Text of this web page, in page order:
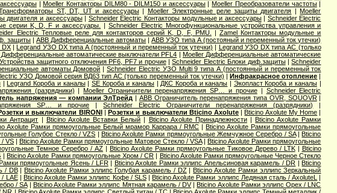
|Moeller Контакторы DILM80 - DILM150 и аксессуары|Moeller Преобразователи частоты|
ST, DT, UT и аксессуары| Moeller Электронные реле защиты двигателя |Moeller
двигателя и аксессуары| Schneider Electric Контакторы модульные и аксессуары| Schneider Electric
серии K, D, F и аксессуары. | Schneider Electric Многофункциональные устройства управления и
Electric Тепловые реле для контакторов серий K, D, F, PMU. |Zamel Контакторы модульные и
защиты |ABB Дифференциальные автоматы |ABB УЗО типа А (постояный и переменный ток утечки)
DX |Legrand УЗО DX типа А (постоянный и переменный ток утечки) | Legrand УЗО DX типа АС (только
Дифференциальные автоматические выключатели PFL4 | Moeller Дифференциальные автоматические
защитного отключения PF6, PF7 и прочие|Schneider Electric Блоки диф.защиты|Schneider
автоматы Домовой |Schneider Electric УЗО Multi 9 типа А (постоянный и переменный ток
УЗО Домовой серия ВД63 тип АС (только переменный ток утечки) |Инфракрасное отопление |
|Legrand Короба и каналы| SE Короба и каналы| ДКС Короба и каналы | Экопласт Короба и каналы|
(разрядники) |Moeller Ограничители перенапряжения SP… и прочие| Schneider Electric
напряжения — компании ЭлТрейд | ABB Ограничитель перенапряжения типа OVR, SOUOVR|
SP… и прочие |Schneider Electric Ограничители перенапряжения (разрядники)
|
и выключатели BIRONI|Розетки и выключатели Bticino Axolute|Bticino Axolute My Home |
Антрацит | Bticino Axolute Вставки Белый | Bticino Axolute Принадлежности|Bticino Axolute Рамки
Axolute Рамки прямоугольные Белый мрамор Каррара / RMC |Bticino Axolute Рамки прямоугольные
Голубое Стекло / VZS | Bticino Axolute Рамки прямоугольные Жемчужное Серебро / SA|Bticino
/ VS|Bticino Axolute Рамки прямоугольные Матовое Стекло / VSA|Bticino Axolute Рамки прямоугольные
Темное Серебро / AZ| Bticino Axolute Рамки прямоугольные Тиковое Дерево / LTK| Bticino
|Bticino Axolute Рамки прямоугольные Хром / CR | Bticino Axolute Рамки прямоугольные Черное Стекло
прямоугольные Ясень / LFR| Bticino Axolute Рамки эллипс Апельсиновая карамель / DR |Bticino
/ DB|Bticino Axolute Рамки эллипс Голубая карамель / DZ|Bticino Axolute Рамки эллипс Зеркальный
/ LAE| Bticino Axolute Рамки эллипс Кофе / SLS|Bticino Axolute Рамки эллипс Ледяная сталь / AxoluteL
|
/ SA| Bticino Axolute Рамки эллипс Мятная карамель / DV|Bticino Axolute Рамки эллипс Орех / LNC